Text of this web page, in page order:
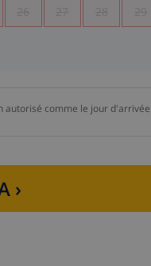
26 27 28 29
autorisé comme le jour d'arrivée
›